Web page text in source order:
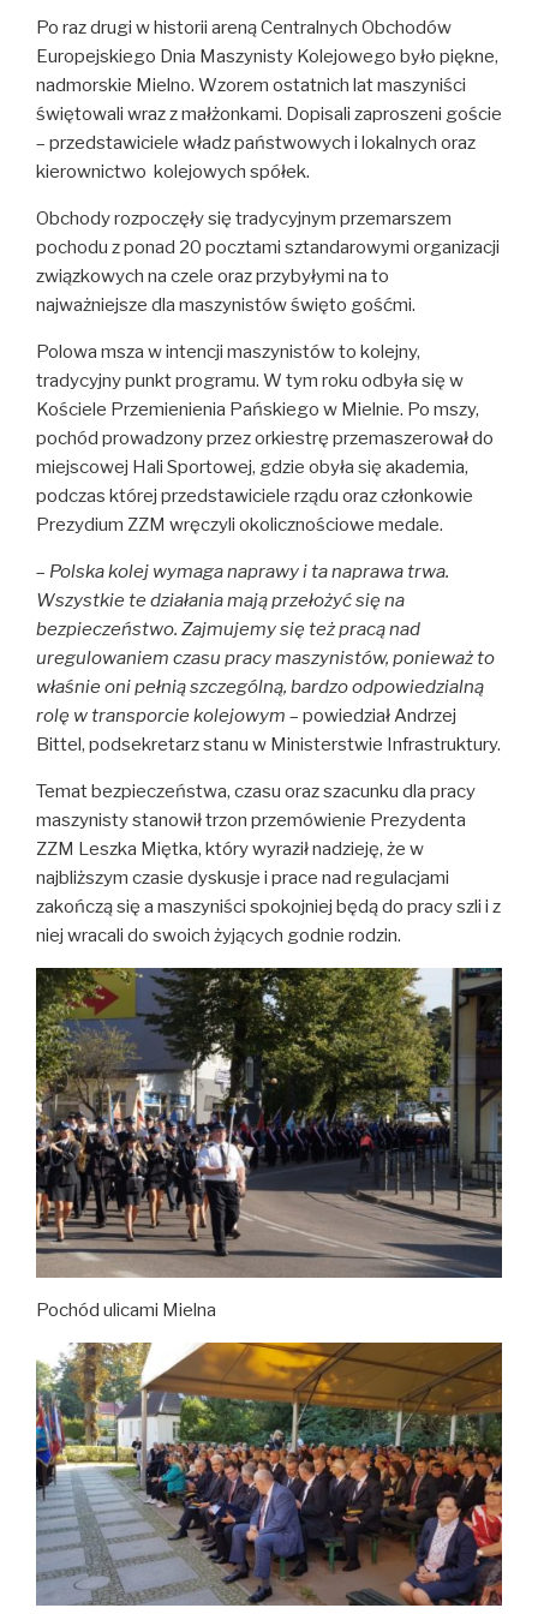
Po raz drugi w historii areną Centralnych Obchodów
Europejskiego Dnia Maszynisty Kolejowego było piękne,
nadmorskie Mielno. Wzorem ostatnich lat maszyniści
świętowali wraz z małżonkami. Dopisali zaproszeni goście
– przedstawiciele władz państwowych i lokalnych oraz
kierownictwo kolejowych spółek.
Obchody rozpoczęły się tradycyjnym przemarszem
pochodu z ponad 20 pocztami sztandarowymi organizacji
związkowych na czele oraz przybyłymi na to
najważniejsze dla maszynistów święto gośćmi.
Polowa msza w intencji maszynistów to kolejny,
tradycyjny punkt programu. W tym roku odbyła się w
Kościele Przemienienia Pańskiego w Mielnie. Po mszy,
pochód prowadzony przez orkiestrę przemaszerował do
miejscowej Hali Sportowej, gdzie obyła się akademia,
podczas której przedstawiciele rządu oraz członkowie
Prezydium ZZM wręczyli okolicznościowe medale.
– Polska kolej wymaga naprawy i ta naprawa trwa.
Wszystkie te działania mają przełożyć się na
bezpieczeństwo. Zajmujemy się też pracą nad
uregulowaniem czasu pracy maszynistów, ponieważ to
właśnie oni pełnią szczególną, bardzo odpowiedzialną
rolę w transporcie kolejowym – powiedział Andrzej
Bittel, podsekretarz stanu w Ministerstwie Infrastruktury.
Temat bezpieczeństwa, czasu oraz szacunku dla pracy
maszynisty stanowił trzon przemówienie Prezydenta
ZZM Leszka Miętka, który wyraził nadzieję, że w
najbliższym czasie dyskusje i prace nad regulacjami
zakończą się a maszyniści spokojniej będą do pracy szli i z
niej wracali do swoich żyjących godnie rodzin.
Pochód ulicami Mielna